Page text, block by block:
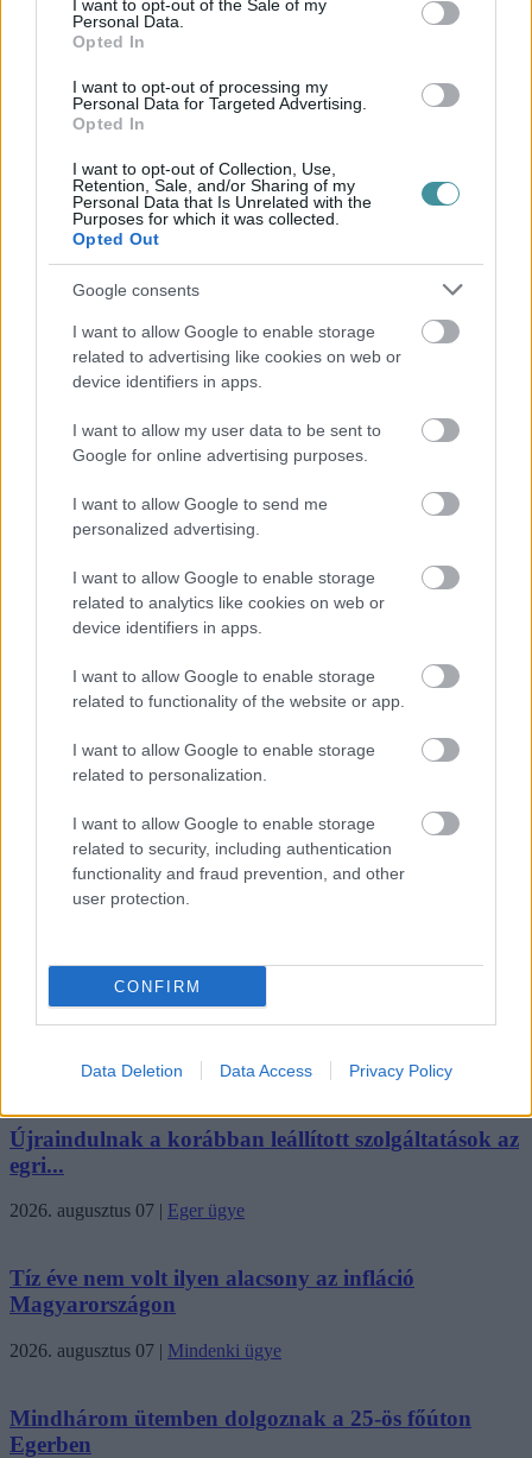
I want to opt-out of the Sale of my
Personal Data.
Opted In
I want to opt-out of processing my
Personal Data for Targeted Advertising.
Opted In
I want to opt-out of Collection, Use,
Retention, Sale, and/or Sharing of my
Personal Data that Is Unrelated with the
Purposes for which it was collected.
Opted Out
Google consents
I want to allow Google to enable storage
related to advertising like cookies on web or
device identifiers in apps.
I want to allow my user data to be sent to
Google for online advertising purposes.
I want to allow Google to send me
personalized advertising.
I want to allow Google to enable storage
related to analytics like cookies on web or
device identifiers in apps.
I want to allow Google to enable storage
related to functionality of the website or app.
I want to allow Google to enable storage
related to personalization.
I want to allow Google to enable storage
related to security, including authentication
functionality and fraud prevention, and other
user protection.
CONFIRM
Data Deletion Data Access Privacy Policy
Ne maradjon le a legfrissebb hírekről, kövessen bennünket az
Vissza a főoldalra
Legfrissebb híreink
35 perces tanórák és kevesebb házi feladat jöhet az
2026. augusztus 08|Mindenki ügye
Baka Andrást jelöli köztársasági elnöknek a Tisza
2026. augusztus 08| Mindenki ügye
Új magyar külügyi stratégia készül, teljes szakítás
jön a...
2026. augusztus 08|Mindenki ügye
Tata elbűvölő látványosságai, amikért érdemes
megnézni
2026. augusztus 08|Promóció
Több mint egy hónap is lehet, mire teljesen
újraindul a p...
Tanulj németül otthonról: a digitális tanulás előnyei
2026. augusztus 07|Promóció
Újraindulnak a korábban leállított szolgáltatások az
egri...
2026. augusztus 07 | Eger ügye
Tíz éve nem volt ilyen alacsony az infláció
Magyarországon
2026. augusztus 07 | Mindenki ügye
Mindhárom ütemben dolgoznak a 25-ös főúton
Egerben